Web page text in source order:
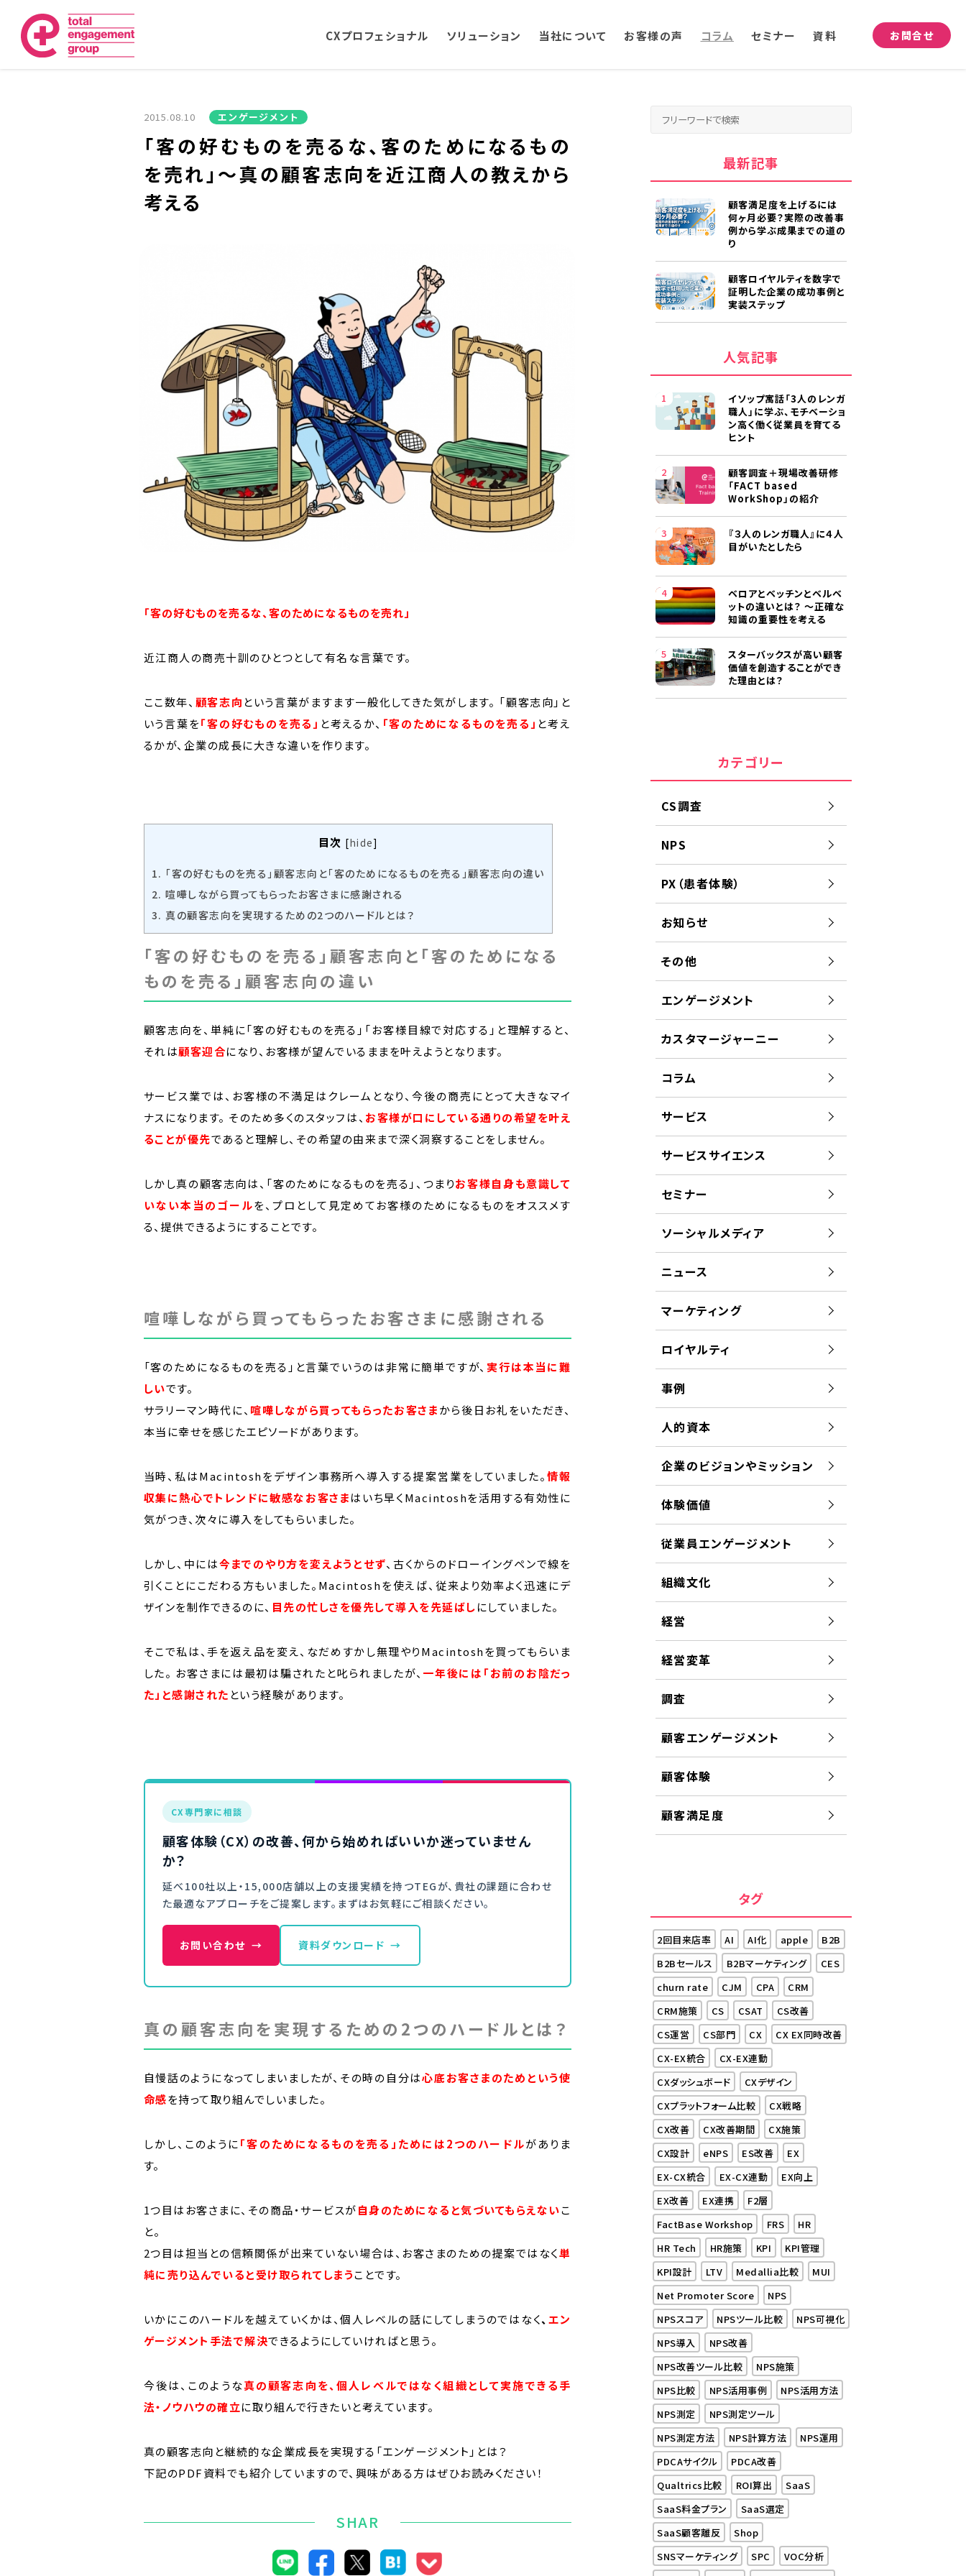
CXプロフェショナル ソリューション 当社について お客様の声 コラム セミナー 資料 お問合せ
2015.08.10 エンゲージメント
「客の好むものを売るな、客のためになるもの
を売れ」～真の顧客志向を近江商人の教えから
考える
「客の好むものを売るな、客のためになるものを売れ」
近江商人の商売十訓のひとつとして有名な言葉です。
ここ数年、 顧客志向 という言葉がますます一般化してきた気がします。 「顧客志向」と
いう言葉を「客の好むものを売る」 と考えるか、 「客のためになるものを売る」 と考え
るかが、企業の成長に大きな違いを作ります。
目次 [hide]
1. 「客の好むものを売る」顧客志向と「客のためになるものを売る」顧客志向の違い
2. 喧嘩しながら買ってもらったお客さまに感謝される
3. 真の顧客志向を実現するための2つのハードルとは？
「客の好むものを売る」顧客志向と「客のためになる
ものを売る」顧客志向の違い
顧客志向を、単純に「客の好むものを売る」「お客様目線で対応する」と理解すると、
それは顧客迎合になり、お客様が望んでいるままを叶えようとなります。
サービス業では、お客様の不満足はクレームとなり、今後の商売にとって大きなマイ
ナスになります。 そのため多くのスタッフは、 お客様が口にしている通りの希望を叶え
ることが優先であると理解し、その希望の由来まで深く洞察することをしません。
しかし真の顧客志向は、「客のためになるものを売る」、つまりお客様自身も意識して
いない本当のゴールを、プロとして見定めてお客様のためになるものをオススメす
る、提供できるようにすることです。
喧嘩しながら買ってもらったお客さまに感謝される
「客のためになるものを売る」と言葉でいうのは非常に簡単ですが、 実行は本当に難
しいです。
サラリーマン時代に、 喧嘩しながら買ってもらったお客さまから後日お礼をいただき、
本当に幸せを感じたエピソードがあります。
当時、私はMacintoshをデザイン事務所へ導入する提案営業をしていました。情報
収集に熱心でトレンドに敏感なお客さまはいち早くMacintoshを活用する有効性に
気がつき、次々に導入をしてもらいました。
しかし、中には今までのやり方を変えようとせず、古くからのドローイングペンで線を
引くことにこだわる方もいました。Macintoshを使えば、従来より効率よく迅速にデ
ザインを制作できるのに、 目先の忙しさを優先して導入を先延ばしにしていました。
そこで私は、手を返え品を変え、なだめすかし無理やりMacintoshを買ってもらいま
した。 お客さまには最初は騙されたと叱られましたが、 一年後には「お前のお陰だっ
た」と感謝された という経験があります。
CX専門家に相談
顧客体験（CX）の改善、何から始めればいいか迷っていません
か？
延べ100社以上・15,000店舗以上の支援実績を持つTEGが、貴社の課題に合わせ
た最適なアプローチをご提案します。まずはお気軽にご相談ください。
お問い合わせ → 資料ダウンロード →
真の顧客志向を実現するための2つのハードルとは？
自慢話のようになってしまいましたが、その時の自分は心底お客さまのためという使
命感を持って取り組んでしいました。
しかし、このように「客のためになるものを売る」ためには2つのハードルがありま
す。
1つ目はお客さまに、その商品・サービスが自身のためになると気づいてもらえないこ
と。
2つ目は担当との信頼関係が出来ていない場合は、お客さまのための提案ではなく単
純に売り込んでいると受け取られてしまうことです。
いかにこのハードルを越えていくかは、個人レベルの話にしてしまうのではなく、エン
ゲージメント手法で解決できるようにしていければと思う。
今後は、このような真の顧客志向を、個人レベルではなく組織として実施できる手
法・ノウハウの確立に取り組んで行きたいと考えています。
真の顧客志向と継続的な企業成長を実現する「エンゲージメント」とは？
下記のPDF資料でも紹介していますので、興味がある方はぜひお読みください！
SHAR
最新記事
顧客満足度を上げるには
何ヶ月必要？実際の改善事
例から学ぶ成果までの道の
り
顧客ロイヤルティを数字で
証明した企業の成功事例と
実装ステップ
人気記事
イソップ寓話「3人のレンガ
職人」に学ぶ、モチベーショ
ン高く働く従業員を育てる
ヒント
顧客調査＋現場改善研修
「FACT based
WorkShop」の紹介
『３人のレンガ職人』に４人
目がいたとしたら
ベロアとベッチンとベルベ
ットの違いとは？ ～正確な
知識の重要性を考える
スターバックスが高い顧客
価値を創造することができ
た理由とは？
カテゴリー
CS調査
NPS
PX（患者体験）
お知らせ
その他
エンゲージメント
カスタマージャーニー
コラム
サービス
サービスサイエンス
セミナー
ソーシャルメディア
ニュース
マーケティング
ロイヤルティ
事例
人的資本
企業のビジョンやミッション
体験価値
従業員エンゲージメント
組織文化
経営
経営変革
調査
顧客エンゲージメント
顧客体験
顧客満足度
タグ
2回目来店率 AI AI化 apple
B2B
B2Bセールス
B2Bマーケティング
CES
churn rate
CJM CPA
CRM
CRM施策
CS CSAT
CS改善
CS運営
CS部門 CX
CX EX同時改善
CX-EX統合
CX-EX連動
CXダッシュボード
CXデザイン
CXプラットフォーム比較
CX戦略
CX改善
CX改善期間
CX施策
CX設計
eNPS ES改善
EX
EX-CX統合
EX-CX連動
EX向上
EX改善
EX連携
F2層
FactBase Workshop
FRS
HR
HR Tech
HR施策 KPI
KPI管理
KPI設計
LTV Medallia比較
MUI
Net Promoter Score
NPS
NPSスコア
NPSツール比較
NPS可視化
NPS導入
NPS改善
NPS改善ツール比較
NPS施策
NPS比較
NPS活用事例
NPS活用方法
NPS測定
NPS測定ツール
NPS測定方法
NPS計算方法
NPS運用
PDCAサイクル
PDCA改善
Qualtrics比較
ROI算出
SaaS
SaaS料金プラン
SaaS選定
SaaS顧客離反
Shop
SNSマーケティング
SPC
VOC分析